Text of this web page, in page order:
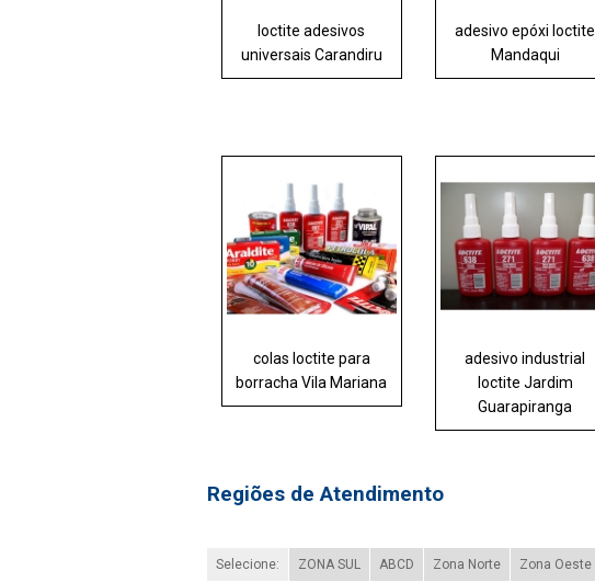
loctite adesivos
universais Carandiru
adesivo epóxi loctite
Mandaqui
colas loctite para
borracha Vila Mariana
adesivo industrial
loctite Jardim
Guarapiranga
Regiões de Atendimento
Selecione: ZONA SUL ABCD Zona Norte Zona Oeste